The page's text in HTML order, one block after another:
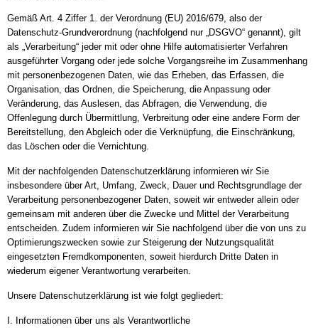
Gemäß Art. 4 Ziffer 1. der Verordnung (EU) 2016/679, also der
Datenschutz-Grundverordnung (nachfolgend nur „DSGVO“ genannt), gilt
als „Verarbeitung“ jeder mit oder ohne Hilfe automatisierter Verfahren
ausgeführter Vorgang oder jede solche Vorgangsreihe im Zusammenhang
mit personenbezogenen Daten, wie das Erheben, das Erfassen, die
Organisation, das Ordnen, die Speicherung, die Anpassung oder
Veränderung, das Auslesen, das Abfragen, die Verwendung, die
Offenlegung durch Übermittlung, Verbreitung oder eine andere Form der
Bereitstellung, den Abgleich oder die Verknüpfung, die Einschränkung,
das Löschen oder die Vernichtung.
Mit der nachfolgenden Datenschutzerklärung informieren wir Sie
insbesondere über Art, Umfang, Zweck, Dauer und Rechtsgrundlage der
Verarbeitung personenbezogener Daten, soweit wir entweder allein oder
gemeinsam mit anderen über die Zwecke und Mittel der Verarbeitung
entscheiden. Zudem informieren wir Sie nachfolgend über die von uns zu
Optimierungszwecken sowie zur Steigerung der Nutzungsqualität
eingesetzten Fremdkomponenten, soweit hierdurch Dritte Daten in
wiederum eigener Verantwortung verarbeiten.
Unsere Datenschutzerklärung ist wie folgt gegliedert:
I. Informationen über uns als Verantwortliche